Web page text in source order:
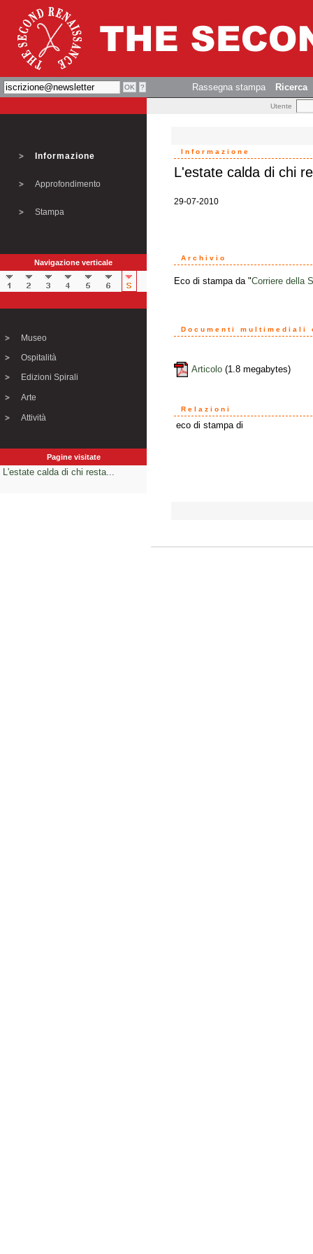
Rassegna stampa Ricerca
Utente
Informazione
Approfondimento
Stampa
Navigazione verticale
Museo
Ospitalità
Edizioni Spirali
Arte
Attività
Pagine visitate
L'estate calda di chi resta...
Informazione
L'estate calda di chi
29-07-2010
Archivio
Eco di stampa da "Corriere della
Documenti multimediali
Articolo(1.8 megabytes)
Relazioni
eco di stampa di